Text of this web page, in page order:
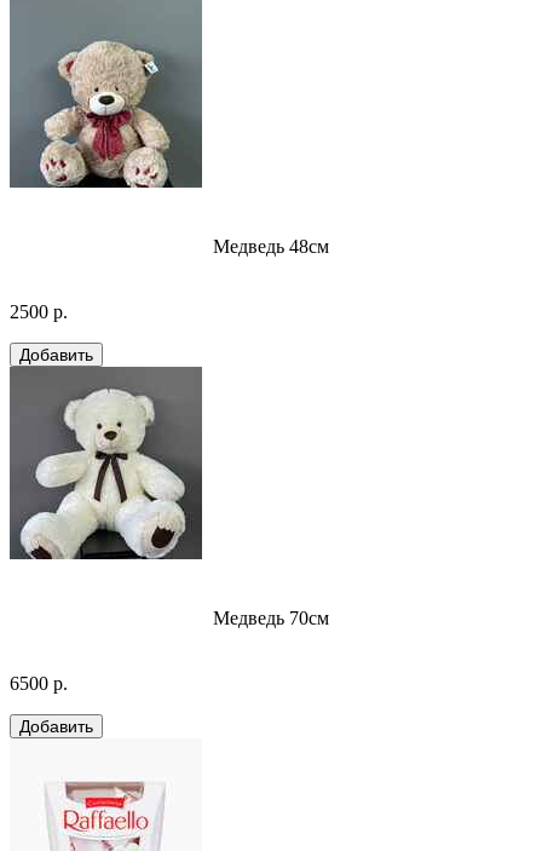
Медведь 48см
2500 р.
Медведь 70см
6500 р.